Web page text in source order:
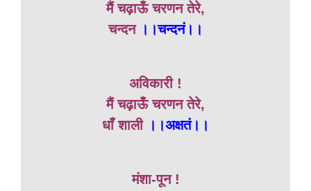
मैं चढ़ाऊँ चरणन तेरे,
चन्दन।।चन्दनं।।
अविकारी !
मैं चढ़ाऊँ चरणन तेरे,
धाँ शाली ।।अक्षतं।।
मंशा-पून !